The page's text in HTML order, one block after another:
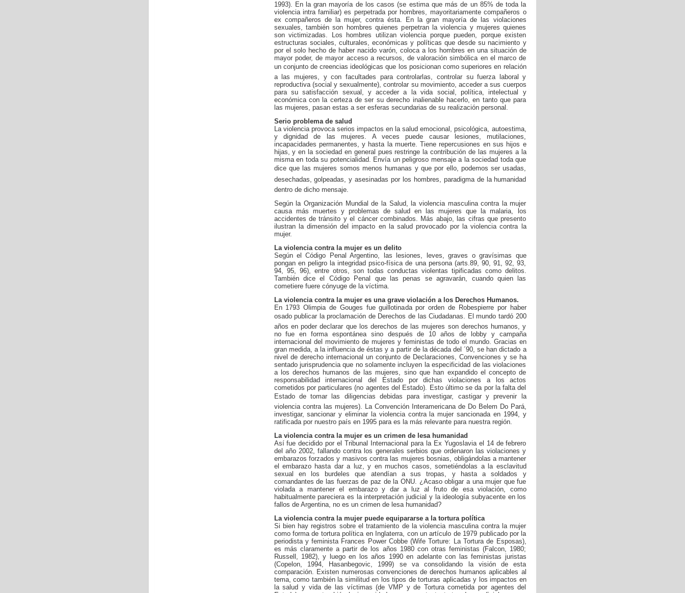
1993). En la gran mayoría de los casos (se estima que más de un 85% de toda la
violencia intra familiar) es perpetrada por hombres, mayoritariamente compañeros o
ex compañeros de la mujer, contra ésta. En la gran mayoría de las violaciones
sexuales, también son hombres quienes perpetran la violencia y mujeres quienes
son victimizadas. Los hombres utilizan violencia porque pueden, porque existen
estructuras sociales, culturales, económicas y políticas que desde su nacimiento y
por el solo hecho de haber nacido varón, coloca a los hombres en una situación de
mayor poder, de mayor acceso a recursos, de valoración simbólica en el marco de
un conjunto de creencias ideológicas que los posicionan como superiores en relación
a las mujeres, y con facultades para controlarlas, controlar su fuerza laboral y
reproductiva (social y sexualmente), controlar su movimiento, acceder a sus cuerpos
para su satisfacción sexual, y acceder a la vida social, política, intelectual y
económica con la certeza de ser su derecho inalienable hacerlo, en tanto que para
las mujeres, pasan estas a ser esferas secundarias de su realización personal.
Serio problema de salud
La violencia provoca serios impactos en la salud emocional, psicológica, autoestima,
y dignidad de las mujeres. A veces puede causar lesiones, mutilaciones,
incapacidades permanentes, y hasta la muerte. Tiene repercusiones en sus hijos e
hijas, y en la sociedad en general pues restringe la contribución de las mujeres a la
misma en toda su potencialidad. Envía un peligroso mensaje a la sociedad toda que
dice que las mujeres somos menos humanas y que por ello, podemos ser usadas,
desechadas, golpeadas, y asesinadas por los hombres, paradigma de la humanidad
dentro de dicho mensaje.
Según la Organización Mundial de la Salud, la violencia masculina contra la mujer
causa más muertes y problemas de salud en las mujeres que la malaria, los
accidentes de tránsito y el cáncer combinados. Más abajo, las cifras que presento
ilustran la dimensión del impacto en la salud provocado por la violencia contra la
mujer.
La violencia contra la mujer es un delito
Según el Código Penal Argentino, las lesiones, leves, graves o gravísimas que
pongan en peligro la integridad psico-física de una persona (arts.89, 90, 91, 92, 93,
94, 95, 96), entre otros, son todas conductas violentas tipificadas como delitos.
También dice el Código Penal que las penas se agravarán, cuando quien las
cometiere fuere cónyuge de la víctima.
La violencia contra la mujer es una grave violación a los Derechos Humanos.
En 1793 Olimpia de Gouges fue guillotinada por orden de Robespierre por haber
osado publicar la proclamación de Derechos de las Ciudadanas. El mundo tardó 200
años en poder declarar que los derechos de las mujeres son derechos humanos, y
no fue en forma espontánea sino después de 10 años de lobby y campaña
internacional del movimiento de mujeres y feministas de todo el mundo. Gracias en
gran medida, a la influencia de éstas y a partir de la década del ´90, se han dictado a
nivel de derecho internacional un conjunto de Declaraciones, Convenciones y se ha
sentado jurisprudencia que no solamente incluyen la especificidad de las violaciones
a los derechos humanos de las mujeres, sino que han expandido el concepto de
responsabilidad internacional del Estado por dichas violaciones a los actos
cometidos por particulares (no agentes del Estado). Esto último se da por la falta del
Estado de tomar las diligencias debidas para investigar, castigar y prevenir la
violencia contra las mujeres). La Convención Interamericana de Do Belem Do Pará,
investigar, sancionar y eliminar la violencia contra la mujer sancionada en 1994, y
ratificada por nuestro país en 1995 para es la más relevante para nuestra región.
La violencia contra la mujer es un crimen de lesa humanidad
Así fue decidido por el Tribunal Internacional para la Ex Yugoslavia el 14 de febrero
del año 2002, fallando contra los generales serbios que ordenaron las violaciones y
embarazos forzados y masivos contra las mujeres bosnias, obligándolas a mantener
el embarazo hasta dar a luz, y en muchos casos, sometiéndolas a la esclavitud
sexual en los burdeles que atendían a sus tropas, y hasta a soldados y
comandantes de las fuerzas de paz de la ONU. ¿Acaso obligar a una mujer que fue
violada a mantener el embarazo y dar a luz al fruto de esa violación, como
habitualmente pareciera es la interpretación judicial y la ideología subyacente en los
fallos de Argentina, no es un crimen de lesa humanidad?
La violencia contra la mujer puede equipararse a la tortura política
Si bien hay registros sobre el tratamiento de la violencia masculina contra la mujer
como forma de tortura política en Inglaterra, con un artículo de 1979 publicado por la
periodista y feminista Frances Power Cobbe (Wife Torture: La Tortura de Esposas),
es más claramente a partir de los años 1980 con otras feministas (Falcon, 1980;
Russell, 1982), y luego en los años 1990 en adelante con las feministas juristas
(Copelon, 1994, Hasanbegovic, 1999) se va consolidando la visión de esta
comparación. Existen numerosas convenciones de derechos humanos aplicables al
tema, como también la similitud en los tipos de torturas aplicadas y los impactos en
la salud y vida de las víctimas (de VMP y de Tortura cometida por agentes del